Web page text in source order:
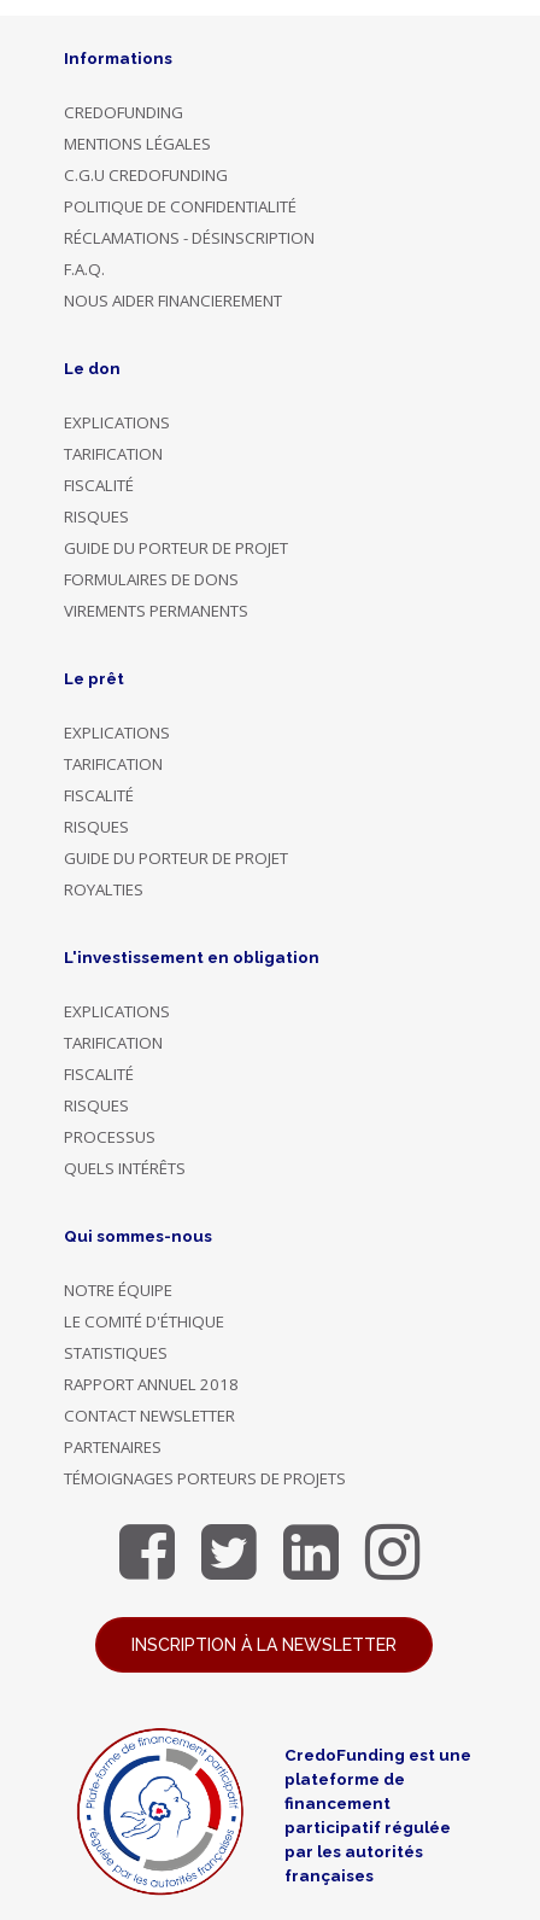
Informations
CREDOFUNDING
MENTIONS LÉGALES
C.G.U CREDOFUNDING
POLITIQUE DE CONFIDENTIALITÉ
RÉCLAMATIONS - DÉSINSCRIPTION
F.A.Q.
NOUS AIDER FINANCIEREMENT
Le don
EXPLICATIONS
TARIFICATION
FISCALITÉ
RISQUES
GUIDE DU PORTEUR DE PROJET
FORMULAIRES DE DONS
VIREMENTS PERMANENTS
Le prêt
EXPLICATIONS
TARIFICATION
FISCALITÉ
RISQUES
GUIDE DU PORTEUR DE PROJET
ROYALTIES
L'investissement en obligation
EXPLICATIONS
TARIFICATION
FISCALITÉ
RISQUES
PROCESSUS
QUELS INTÉRÊTS
Qui sommes-nous
NOTRE ÉQUIPE
LE COMITÉ D'ÉTHIQUE
STATISTIQUES
RAPPORT ANNUEL 2018
CONTACT NEWSLETTER
PARTENAIRES
TÉMOIGNAGES PORTEURS DE PROJETS
INSCRIPTION À LA NEWSLETTER
CredoFunding est une
plateforme de
financement
participatif régulée
par les autorités
françaises